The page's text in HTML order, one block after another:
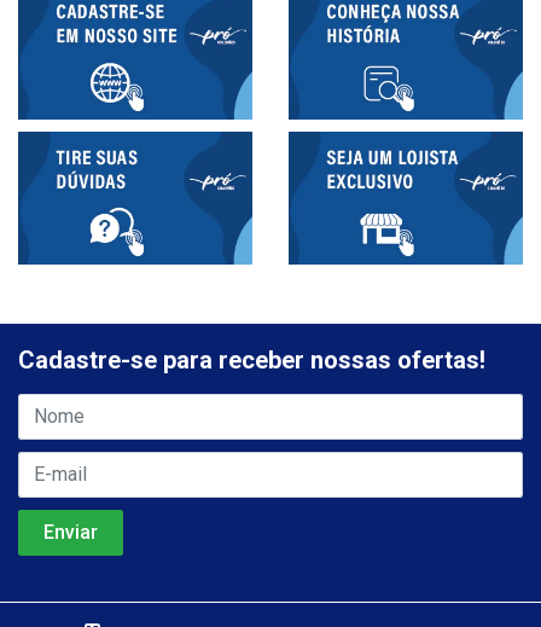
Cadastre-se para receber nossas ofertas!